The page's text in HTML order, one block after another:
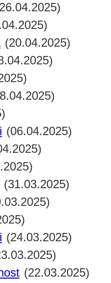
(20.04.2025)
(06.04.2025)
(31.03.2025)
(24.03.2025)
(22.03.2025)